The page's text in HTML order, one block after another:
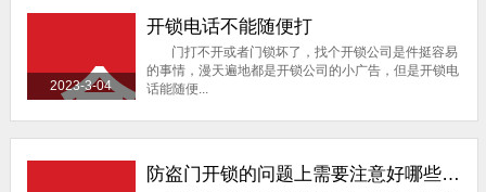
2023-3-04
开锁电话不能随便打
门打不开或者门锁坏了，找个开锁公司是件挺容易
的事情，漫天遍地都是开锁公司的小广告，但是开锁电
话能随便...
防盗门开锁的问题上需要注意好哪些较为关键的问题